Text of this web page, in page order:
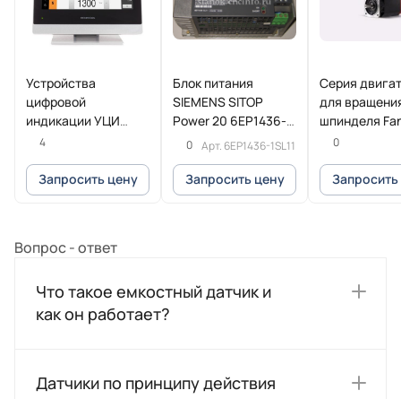
Устройства
цифровой
индикации УЦИ
POSITIP 8016
4
Запросить цену
Блок питания
SIEMENS SITOP
Power 20 6EP1436-
1SL11
0 Арт. 6EP1436-1SL11
Запросить цену
Серия
для
шпинделя
Beta iI
0
Вопрос - ответ
Что такое емкостный датчик и
как он работает?
Датчики по принципу действия